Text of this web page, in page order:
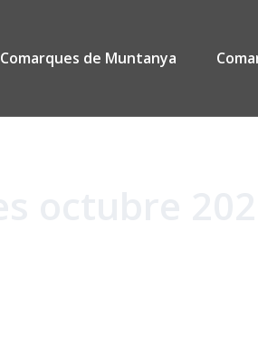
Comarques de Muntanya